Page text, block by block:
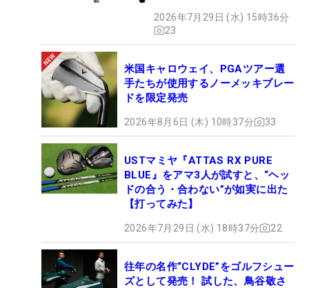
2026年7月29日 (水) 15時36分
23
米国キャロウェイ、PGAツアー選
手たちが使用するノーメッキブレー
ドを限定発売
2026年8月6日 (木) 10時37分 33
USTマミヤ『ATTAS RX PURE
BLUE』をアマ3人が試すと、“ヘッ
ドの合う・合わない”が如実に出た
【打ってみた】
2026年7月29日 (水) 18時37分 22
往年の名作“CLYDE”をゴルフシュー
ズとして発売！ 試した、鳥谷敬さ